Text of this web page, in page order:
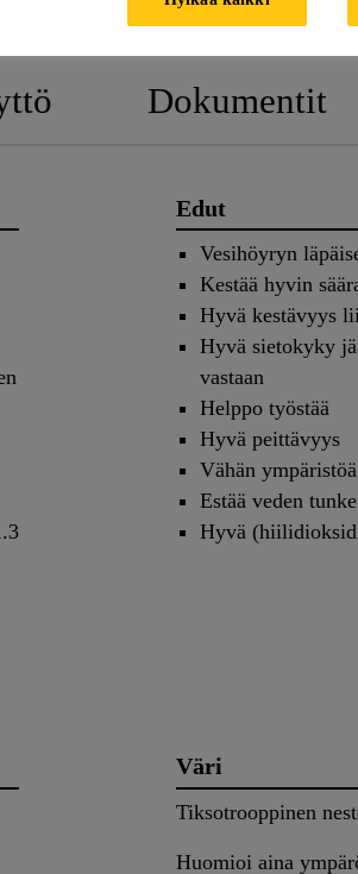
Dokumentit
Edut
Vesihöyryn
Kestää hyvin
Hyvä kestävyys
Hyvä sietokyky
vastaan
Helppo työstää
Hyvä peittävyys
Vähän
Estää veden
Hyvä
Väri
Tiksotrooppinen
Huomioi aina